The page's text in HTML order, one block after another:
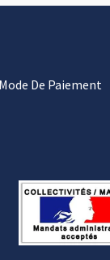
Mode De Paiement